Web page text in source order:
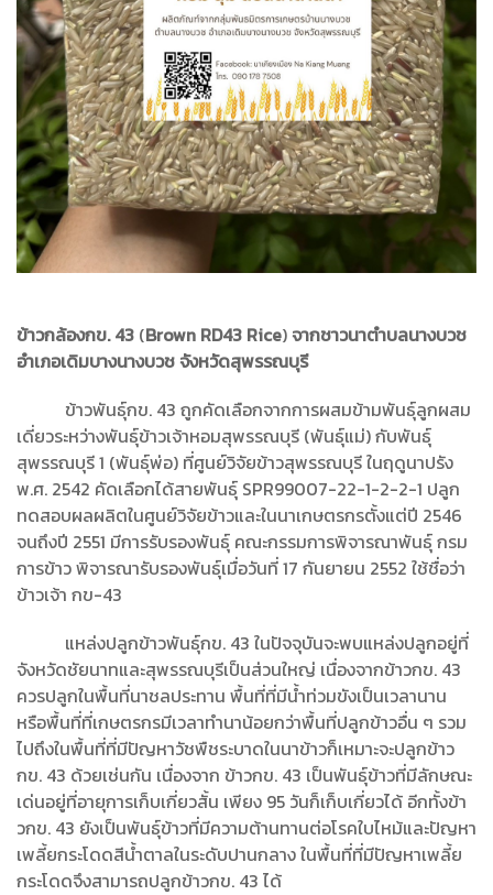
ข้าวกล้องกข.43 (Brown RD43 Rice)จากชาวนาตำบลนางบวช
อำเภอเดิมบางนางบวช จังหวัดสุพรรณบุรี
ข้าวพันธุ์กข. 43 ถูกคัดเลือกจากการผสมข้ามพันธุ์ลูกผสม
เดี่ยวระหว่างพันธุ์ข้าวเจ้าหอมสุพรรณบุรี (พันธุ์แม่) กับพันธุ์
สุพรรณบุรี 1 (พันธุ์พ่อ) ที่ศูนย์วิจัยข้าวสุพรรณบุรี ในฤดูนาปรัง
พ.ศ. 2542 คัดเลือกได้สายพันธุ์ SPR99007-22-1-2-2-1 ปลูก
ทดสอบผลผลิตในศูนย์วิจัยข้าวและในนาเกษตรกรตั้งแต่ปี 2546
จนถึงปี 2551 มีการรับรองพันธุ์ คณะกรรมการพิจารณาพันธุ์ กรม
การข้าว พิจารณารับรองพันธุ์เมื่อวันที่ 17 กันยายน 2552 ใช้ชื่อว่า
ข้าวเจ้า กข-43
แหล่งปลูกข้าวพันธุ์กข. 43 ในปัจจุบันจะพบแหล่งปลูกอยู่ที่
จังหวัดชัยนาทและสุพรรณบุรีเป็นส่วนใหญ่ เนื่องจากข้าวกข. 43
ควรปลูกในพื้นที่นาชลประทาน พื้นที่ที่มีน้ำท่วมขังเป็นเวลานาน
หรือพื้นที่ที่เกษตรกรมีเวลาทำนาน้อยกว่าพื้นที่ปลูกข้าวอื่น ๆ รวม
ไปถึงในพื้นที่ที่มีปัญหาวัชพืชระบาดในนาข้าวก็เหมาะจะปลูกข้าว
กข. 43 ด้วยเช่นกัน เนื่องจาก ข้าวกข. 43 เป็นพันธุ์ข้าวที่มีลักษณะ
เด่นอยู่ที่อายุการเก็บเกี่ยวสั้น เพียง 95 วันก็เก็บเกี่ยวได้ อีกทั้งข้า
วกข. 43 ยังเป็นพันธุ์ข้าวที่มีความต้านทานต่อโรคใบไหม้และปัญหา
เพลี้ยกระโดดสีน้ำตาลในระดับปานกลาง ในพื้นที่ที่มีปัญหาเพลี้ย
กระโดดจึงสามารถปลูกข้าวกข. 43 ได้